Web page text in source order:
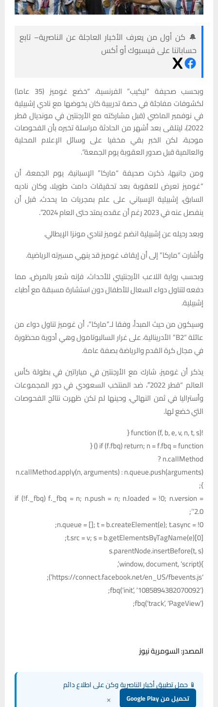
🔔 كن أول من يعرف الأخبار العاجلة عن الناصرية– تابع
حساباتنا على فيسبوك أو أكس
وبحسب صحيفة “ليكيب” الفرنسية، “خضع غوميز (35 عاما)
لكشوفات مفاجئة في حصة تدريبية كان يخوضها مع نادي إشبيلية
في نوفمبر الماضي (قبل مشاركته مع الأرجنتين في مونديال قطر
2022)، ليتلقى بعد أشهر من الحادثة مراسلة تخبره بأن الفحوصات
موجبة، لكن الخبر بقي مخفيا على وسائل الإعلام المحلية
والعالمية قبل صدور العقوبة يوم الجمعة”.
ومن جانبها، ذكرت صحيفة “ماركا” الإسبانية، يوم الجمعة، أن
“غوميز تعرض للعقوبة بعد تحقيقات دامت طويلا، وكان ناديه
السابق، إشبيلية الإسباني على علم بمجريات ما يحدث، قبل أن
ينفصل عنه في 2023 رغم أن عقده يمتد حتى العام 2024”.
وبعد رحيله عن إشبيلية انضم غوميز لنادي مونزا الإيطالي.
وأشارت “ماركا” إلى أن إيقاف غوميز قد ينهي مسيرته الرياضية.
وبحسب رواية اللاعب الأرجنتيني للأحداث، فإنه شعر بالمرض، مما
دفعه لتناول دواء السعال للأطفال دون استشارة مسبقة مع أطباء
إشبيلية.
وسيكون من حيث المبدأ، وفقا لـ”ماركا”، أن غوميز تناول دواء من
عائلة “B2” الأدرينالية، على غرار السالبوتامول وهي أدوية محظورة
في مجال كرة القدم والرياضة بصفة عامة.
يذكر أن غوميز، شارك مع الأرجنتين في مباراتين في بطولة كأس
العالم “قطر 2022″، ضد المنتخب السعودي في دور المجموعات
وأستراليا في ثمن النهائي، وحينها لم تكن ظهرت نتائج الفحوصات
التي خضع لها.
!function (f, b, e, v, n, t, s) {
if (f.fbq) return; n = f.fbq = function () {
n.callMethod ?
n.callMethod.apply(n, arguments) : n.queue.push(arguments)
};
if (!f._fbq) f._fbq = n; n.push = n; n.loaded = !0; n.version =
‘2.0’;
n.queue = []; t = b.createElement(e); t.async = !0;
t.src = v; s = b.getElementsByTagName(e)[0];
s.parentNode.insertBefore(t, s)
}(window, document, ‘script’,
‘https://connect.facebook.net/en_US/fbevents.js’);
fbq(‘init’, ‘1085894382070092’);
fbq(‘track’, ‘PageView’);
المصدر: السومرية نيوز
📱 حمل تطبيق أخبار الناصرية وكن على اطلاع دائم
تحميل من Google Play ×